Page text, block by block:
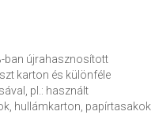
ban újrahasznosított
karton és különféle
pl.: használt
hullámkarton, papírtasakok